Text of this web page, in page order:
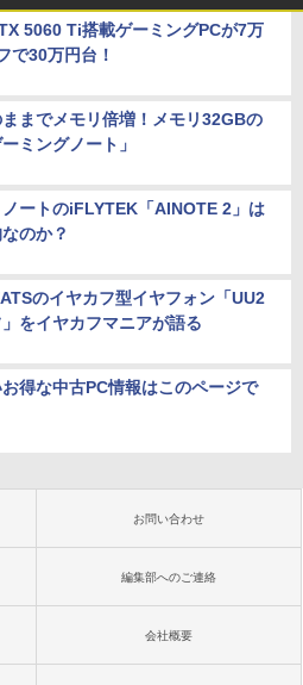
5060 Ti搭載ゲーミングPCが7万
で30万円台！
までメモリ倍増！メモリ32GBの
ーミングノート」
ートのiFLYTEK「AINOTE 2」は
のか？
のイヤカフ型イヤフォン「UU2
をイヤカフマニアが語る
得な中古PC情報はこのページで
お問い合わせ
編集部へのご連絡
会社概要